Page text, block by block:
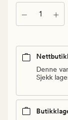
Antall
Denne
Sjekk